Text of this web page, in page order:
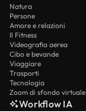
Natura
Persone
Amore e relazioni
Il Fitness
Videografia aerea
Cibo e bevande
Viaggiare
Trasporti
Tecnologia
Zoom di sfondo virtuale
Workflow IA